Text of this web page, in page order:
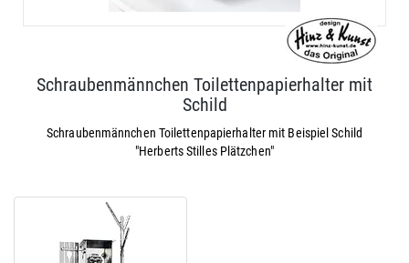
Schraubenmännchen Toilettenpapierhalter mit
Schild
Schraubenmännchen Toilettenpapierhalter mit Beispiel Schild
"Herberts Stilles Plätzchen"